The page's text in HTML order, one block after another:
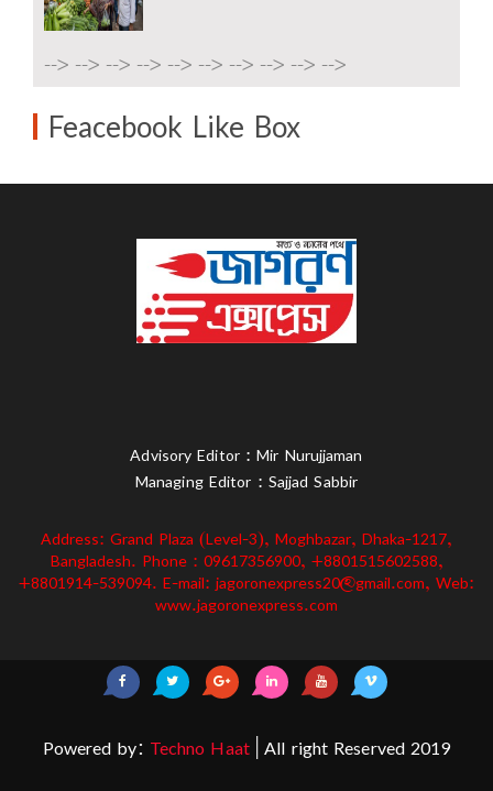
--> --> --> --> --> --> --> --> --> -->
Feacebook Like Box
Advisory Editor : Mir Nurujjaman
Managing Editor : Sajjad Sabbir
Address: Grand Plaza (Level-3), Moghbazar, Dhaka-1217,
Bangladesh. Phone : 09617356900, +8801515602588,
+8801914-539094. E-mail: jagoronexpress20@gmail.com, Web:
www.jagoronexpress.com
Powered by: Techno Haat| All right Reserved 2019